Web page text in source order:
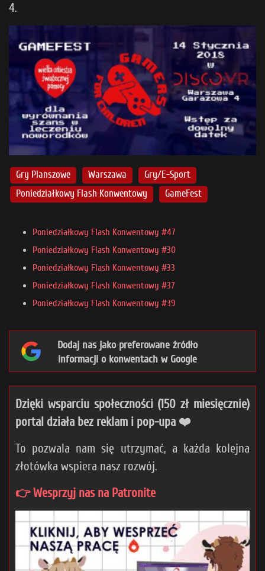
4.
Gry Planszowe Warszawa
Gry/E-Sport
Poniedziałkowy Flash Konwentowy
GameFest
Poniedziałkowy Flash Konwentowy #47
Poniedziałkowy Flash Konwentowy #30
Poniedziałkowy Flash Konwentowy #33
Poniedziałkowy Flash Konwentowy #37
Poniedziałkowy Flash Konwentowy #39
Dodaj nas jako preferowane źródło
informacji o konwentach w Google
Dzięki wsparciu społeczności (150 zł miesięcznie)
portal działa bez reklam i pop-upa ❤️
To pozwala nam się utrzymać, a każda kolejna
złotówka wspiera nasz rozwój.
👉 Wesprzyj nas na Patronite